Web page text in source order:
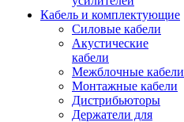
Кабель и комплектующие
Силовые кабели
Акустические
кабели
Межблочные кабели
Монтажные кабели
Дистрибьюторы
Держатели для